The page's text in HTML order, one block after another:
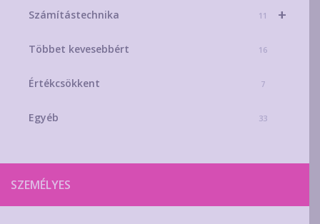
+
Számítástechnika 11
Többet kevesebbért 16
Értékcsökkent 7
Egyéb 33
SZEMÉLYES